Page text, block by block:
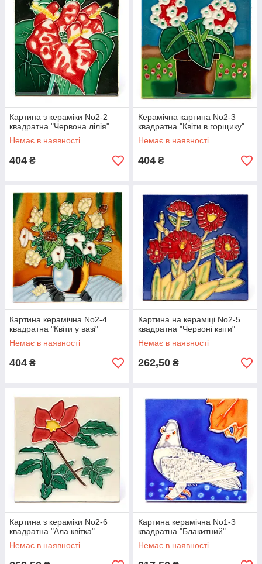
Картина з кераміки No2-2
квадратна "Червона лілія"
Немає в наявності
404 ₴
Керамічна картина No2-3
квадратна "Квіти в горщику"
Немає в наявності
404 ₴
Картина керамічна No2-4
квадратна "Квіти у вазі"
Немає в наявності
404 ₴
Картина на кераміці No2-5
квадратна "Червоні квіти"
Немає в наявності
262,50 ₴
Картина з кераміки No2-6
квадратна "Ала квітка"
Немає в наявності
Картина керамічна No1-3
квадратна "Блакитний"
Немає в наявності